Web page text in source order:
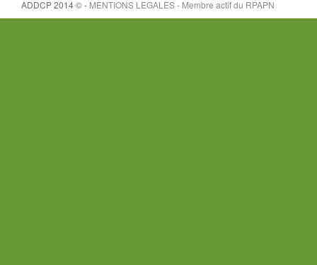
ADDCP 2014 © - MENTIONS LEGALES - Membre actif du RPAPN